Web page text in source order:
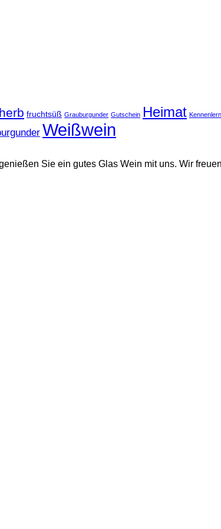
fruchtsüß Grauburgunder Gutschein Heimat
Weißwein
Sie ein gutes Glas Wein mit uns. Wir